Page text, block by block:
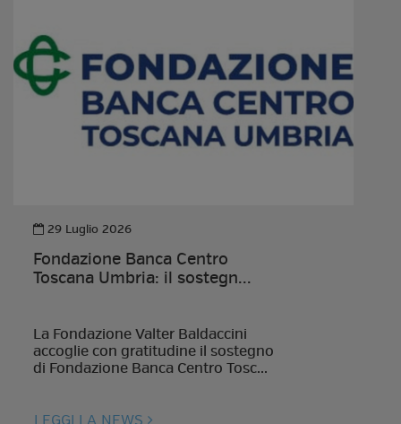
29 Luglio 2026
Fondazione Banca Centro
Toscana Umbria: il sostegn...
La Fondazione Valter Baldaccini
accoglie con gratitudine il sostegno
di Fondazione Banca Centro Tosc...